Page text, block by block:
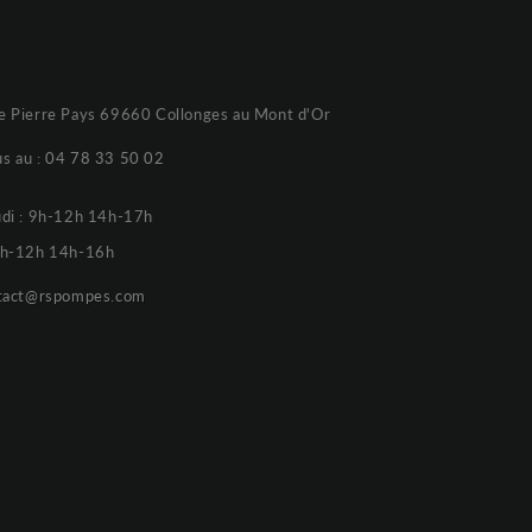
Pierre Pays 69660 Collonges au Mont d'Or
au :04 78 33 50 02
: 9h-12h 14h-17h
12h 14h-16h